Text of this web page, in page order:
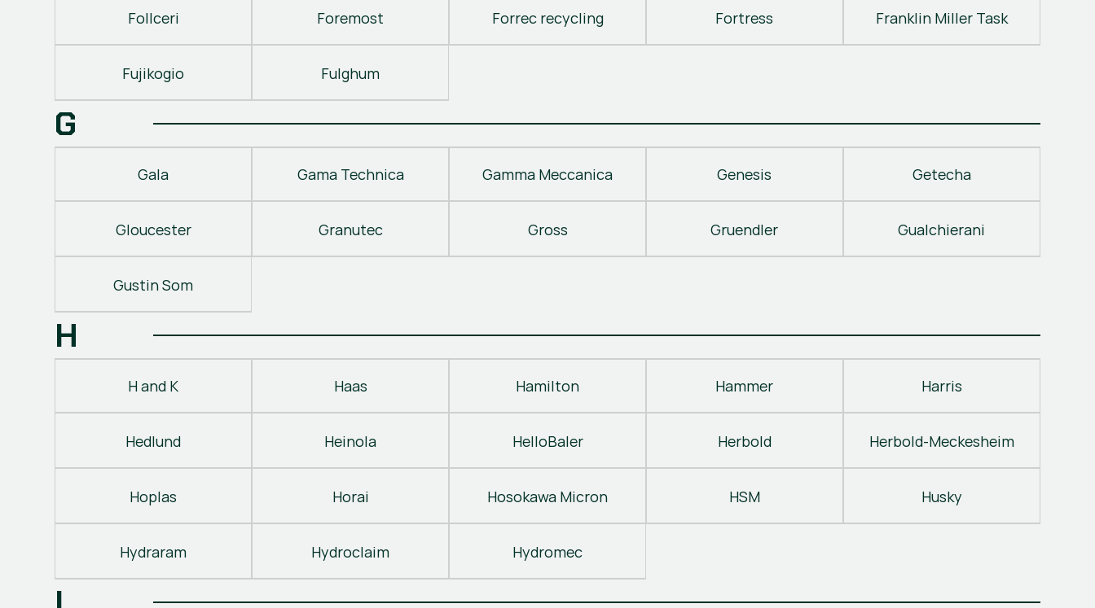
Follceri Foremost Forrec recycling Fortress Franklin Miller Task
Fujikogio Fulghum
G
Gala Gama Technica Gamma Meccanica Genesis Getecha
Gloucester Granutec Gross Gruendler Gualchierani
Gustin Som
H
H and K Haas Hamilton Hammer Harris
Hedlund Heinola HelloBaler Herbold Herbold-Meckesheim
Hoplas Horai Hosokawa Micron HSM Husky
Hydraram Hydroclaim Hydromec